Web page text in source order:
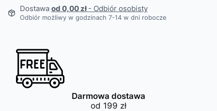
Dostawa od 0,00 zł- Odbiór osobisty
Odbiór możliwy w godzinach 7-14 w dni robocze
Darmowa dostawa
od 199 zł